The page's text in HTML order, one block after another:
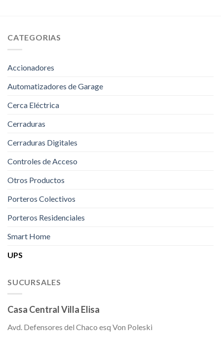
CATEGORIAS
Accionadores
Automatizadores de Garage
Cerca Eléctrica
Cerraduras
Cerraduras Digitales
Controles de Acceso
Otros Productos
Porteros Colectivos
Porteros Residenciales
Smart Home
UPS
SUCURSALES
Casa Central Villa Elisa
Avd. Defensores del Chaco esq Von Poleski